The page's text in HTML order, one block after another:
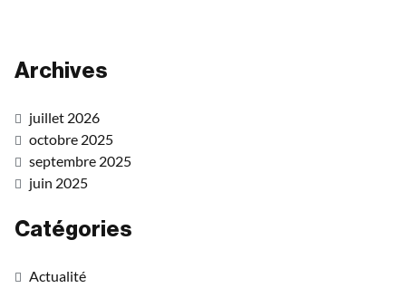
Archives
juillet 2026
octobre 2025
septembre 2025
juin 2025
Catégories
Actualité